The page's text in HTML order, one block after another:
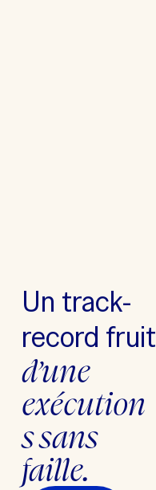
Un track-
record fruit
d’une
exécution
s sans
faille.